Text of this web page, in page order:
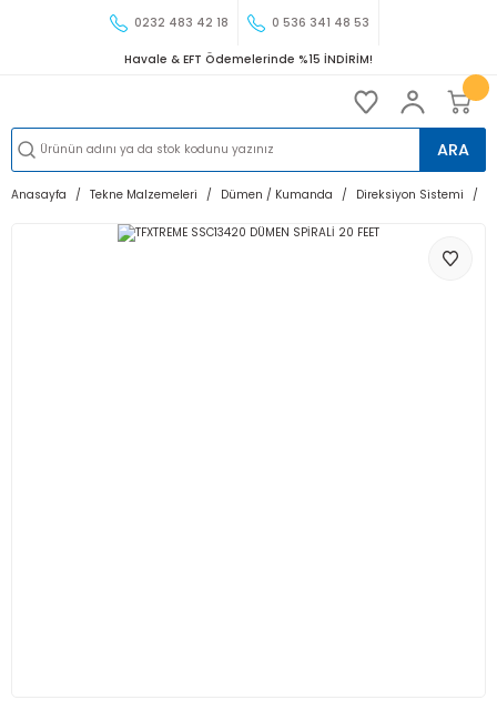
0232 483 42 18 0 536 341 48 53
Havale & EFT Ödemelerinde %15 İNDİRİM!
ARA
Anasayfa Tekne Malzemeleri Dümen / Kumanda Direksiyon Sistemi